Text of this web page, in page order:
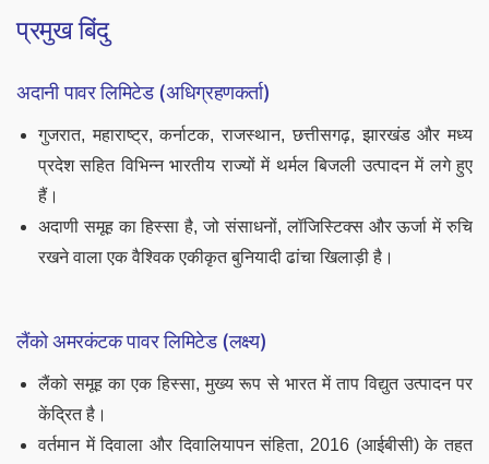
प्रमुख बिंदु
अदानी पावर लिमिटेड (अधिग्रहणकर्ता)
गुजरात, महाराष्ट्र, कर्नाटक, राजस्थान, छत्तीसगढ़, झारखंड और मध्य
प्रदेश सहित विभिन्न भारतीय राज्यों में थर्मल बिजली उत्पादन में लगे हुए
हैं।
अदाणी समूह का हिस्सा है, जो संसाधनों, लॉजिस्टिक्स और ऊर्जा में रुचि
रखने वाला एक वैश्विक एकीकृत बुनियादी ढांचा खिलाड़ी है।
लैंको अमरकंटक पावर लिमिटेड (लक्ष्य)
लैंको समूह का एक हिस्सा, मुख्य रूप से भारत में ताप विद्युत उत्पादन पर
केंद्रित है।
वर्तमान में दिवाला और दिवालियापन संहिता, 2016 (आईबीसी) के तहत